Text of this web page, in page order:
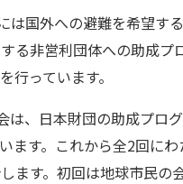
国外への避難を希望す
る非営利団体への助成プ
っています。
、日本財団の助成プロ
ます。これから全2回に
ます。初回は地球市民の